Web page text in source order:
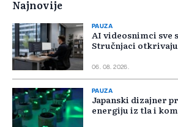
Najnovije
PAUZA
AI videosnimci sve
Stručnjaci
06. 08. 2026.
PAUZA
Japanski dizajner
energiju iz tla i